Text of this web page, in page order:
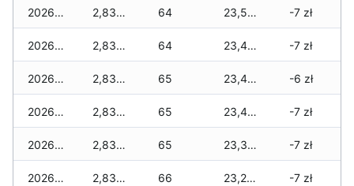
2026-05-27 2,835 zł 64 23,505 zł -7 zł
2026-05-26 2,835 zł 64 23,495 zł -7 zł
2026-05-25 2,835 zł 65 23,450 zł -6 zł
2026-05-24 2,835 zł 65 23,400 zł -7 zł
2026-05-23 2,835 zł 65 23,305 zł -7 zł
2026-05-22 2,835 zł 66 23,255 zł -7 zł